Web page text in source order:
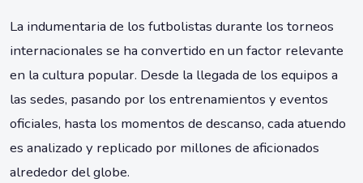
La indumentaria de los futbolistas durante los torneos
internacionales se ha convertido en un factor relevante
en la cultura popular. Desde la llegada de los equipos a
las sedes, pasando por los entrenamientos y eventos
oficiales, hasta los momentos de descanso, cada atuendo
es analizado y replicado por millones de aficionados
alrededor del globe.